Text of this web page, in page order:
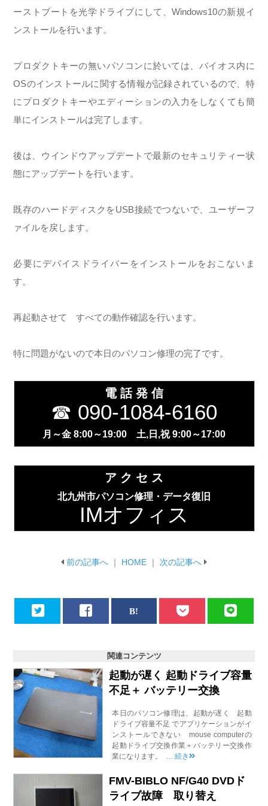
ーストブートを光学ドライブにして、Windows10の新規イ
ンストールを行います。
プロダクトキーの無いパソコンに於いては、バイオス内に
OSのインストールに関する情報が記録されているので、特
にプロダクトキーやエディーションの入力をしなくても簡
単にインストールは完了します。
後は、ウインドウアップデートで最新のセキュリティー状
態にアップデートを行います。
既存のハードディスクをUSB接続でつないで、ユーザーフ
ァイルを戻します。
必要にデバイスドライバーをインストールをおこないま
す。
再起動させて すべての動作確認を行います。
特に問題がないので本日のパソコン修理の完了です。
電 話 発 信
☎ 090-1084-6160
月～金 8:00～19:00 土,日,祝 9:00～17:00
ア ク セ ス
北九州市パソコン修理・データ復旧
IMオフィス
前の記事へ ｜ HOME ｜ 次の記事へ
関連コンテンツ
起動が遅く 起動ドライブ容量
不足＋ バッテリー交換
本日のパソコン修理は、起動が遅く 起動
ドライブ容量不足 でアプリケーションがイ
ンストールできない mouse computerの
起動ドライブ交換作業＋バッテリー交換作
業になります。 …続き
FMV-BIBLO NF/G40 DVDド
ライブ故障 取り替え